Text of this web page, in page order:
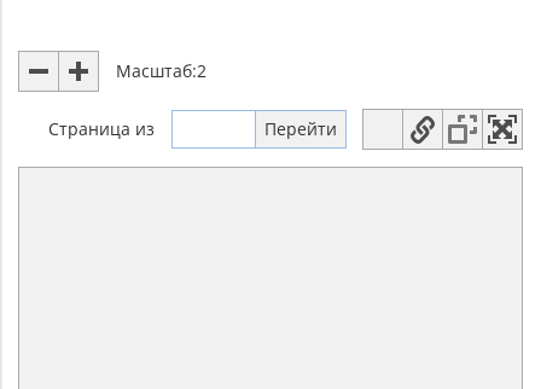
Масштаб:2
Страница из